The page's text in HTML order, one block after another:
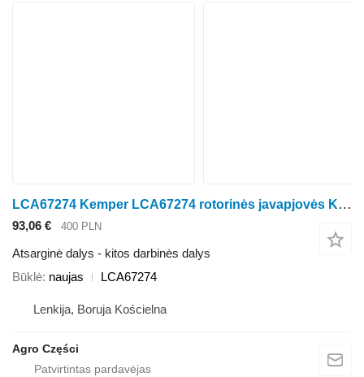
LCA67274 Kemper LCA67274 rotorinės javapjovės Kemper Champion 4500, 445
93,06 € 400 PLN
Atsarginė dalys - kitos darbinės dalys
Būklė naujas LCA67274
Lenkija, Boruja Kościelna
Agro Części